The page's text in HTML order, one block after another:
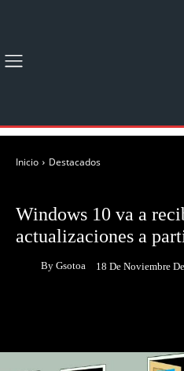
Inicio Destacados
Windows 10 va a
actualizaciones a
By Gsotoa 18 De Noviembre